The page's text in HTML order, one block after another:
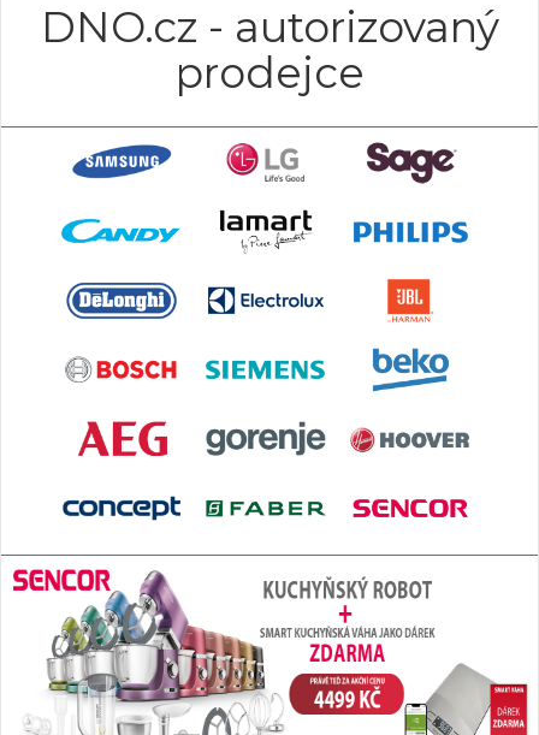
DNO.cz - autorizovaný
prodejce